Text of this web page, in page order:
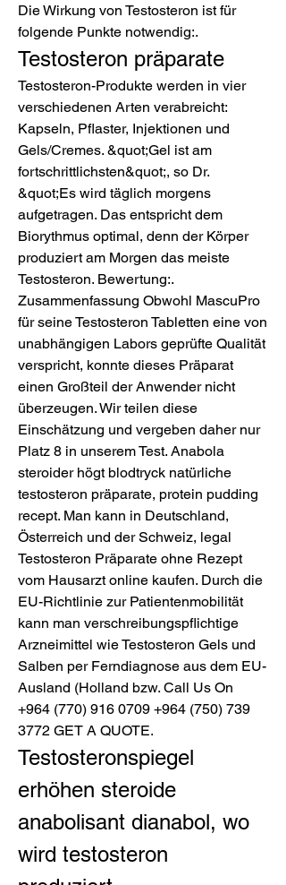
Die Wirkung von Testosteron ist für
folgende Punkte notwendig:.
Testosteron präparate
Testosteron-Produkte werden in vier
verschiedenen Arten verabreicht:
Kapseln, Pflaster, Injektionen und
Gels/Cremes. &quot;Gel ist am
fortschrittlichsten&quot;, so Dr.
&quot;Es wird täglich morgens
aufgetragen. Das entspricht dem
Biorythmus optimal, denn der Körper
produziert am Morgen das meiste
Testosteron. Bewertung:.
Zusammenfassung Obwohl MascuPro
für seine Testosteron Tabletten eine von
unabhängigen Labors geprüfte Qualität
verspricht, konnte dieses Präparat
einen Großteil der Anwender nicht
überzeugen. Wir teilen diese
Einschätzung und vergeben daher nur
Platz 8 in unserem Test. Anabola
steroider högt blodtryck natürliche
testosteron präparate, protein pudding
recept. Man kann in Deutschland,
Österreich und der Schweiz, legal
Testosteron Präparate ohne Rezept
vom Hausarzt online kaufen. Durch die
EU-Richtlinie zur Patientenmobilität
kann man verschreibungspflichtige
Arzneimittel wie Testosteron Gels und
Salben per Ferndiagnose aus dem EU-
Ausland (Holland bzw. Call Us On
+964 (770) 916 0709 +964 (750) 739
3772 GET A QUOTE.
Testosteronspiegel
erhöhen steroide
anabolisant dianabol, wo
wird testosteron